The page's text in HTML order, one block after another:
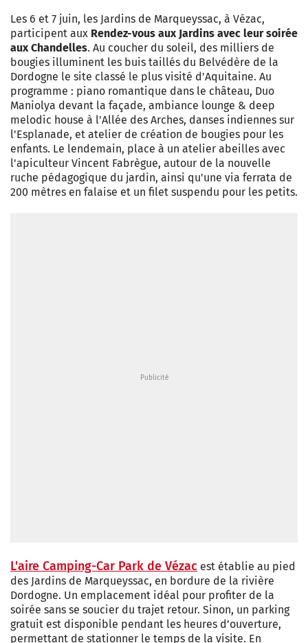
Les 6 et 7 juin, les Jardins de Marqueyssac, à Vézac,
participent aux Rendez-vous aux Jardins avec leur soirée
aux Chandelles. Au coucher du soleil, des milliers de
bougies illuminent les buis taillés du Belvédère de la
Dordogne le site classé le plus visité d'Aquitaine. Au
programme : piano romantique dans le château, Duo
Maniolya devant la façade, ambiance lounge & deep
melodic house à l'Allée des Arches, danses indiennes sur
l'Esplanade, et atelier de création de bougies pour les
enfants. Le lendemain, place à un atelier abeilles avec
l'apiculteur Vincent Fabrègue, autour de la nouvelle
ruche pédagogique du jardin, ainsi qu'une via ferrata de
200 mètres en falaise et un filet suspendu pour les petits.
L'aire Camping-Car Park de Vézac est établie au pied
des Jardins de Marqueyssac, en bordure de la rivière
Dordogne. Un emplacement idéal pour profiter de la
soirée sans se soucier du trajet retour. Sinon, un parking
gratuit est disponible pendant les heures d’ouverture,
permettant de stationner le temps de la visite. En